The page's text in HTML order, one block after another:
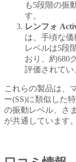
も5段階の振
す。
レンフォ
は、手頃な
レベルは5段
おり、約680
評価されてい
これらの製品は、
ー(SS)に類似した
の振動レベル、さ
が共通しています。